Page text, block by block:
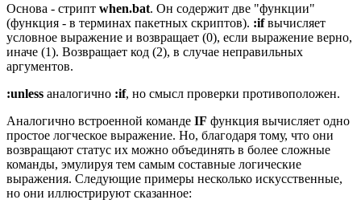
Основа - стрипт when.bat. Он содержит две "функции"
(функция - в терминах пакетных скриптов). :ifвычисляет
условное выражение и возвращает (0), если выражение верно,
иначе (1). Возвращает код (2), в случае неправильных
аргументов.
:unless аналогично :if, но смысл проверки противоположен.
Аналогично встроенной команде IF функция вычисляет одно
простое логческое выражение. Но, благодаря тому, что они
возвращают статус их можно объединять в более сложные
команды, эмулируя тем самым составные логические
выражения. Следующие примеры несколько искусственные,
но они иллюстрируют сказанное: